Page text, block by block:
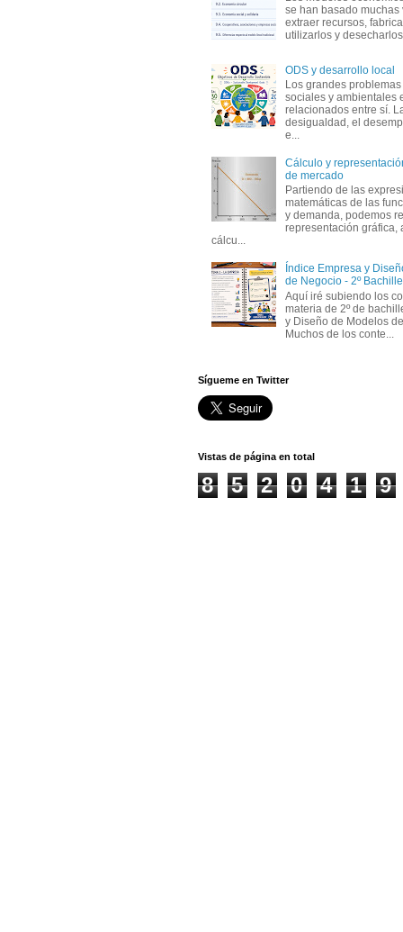
se han basado muchas
extraer recursos,
utilizarlos y
ODS y desarrollo local
Los grandes
sociales y ambientales
relacionados entre sí.
desigualdad, el
e...
Cálculo y
de mercado
Partiendo de las
matemáticas de las
y demanda, podemos
representación gráfica,
cálcu...
Índice Empresa y
de Negocio - 2º
Aquí iré subiendo los
materia de 2º de
y Diseño de Modelos
Muchos de los conte...
Sígueme en Twitter
Vistas de página en total
8 5 2 0 4 1 9